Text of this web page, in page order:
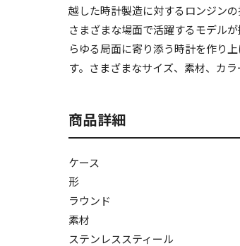
越した時計製造に対するロンジン
さまざまな場面で活躍するモデル
らゆる局面に寄り添う時計を作り
す。さまざまなサイズ、素材、カ
商品詳細
ケース
形
ラウンド
素材
ステンレススティール